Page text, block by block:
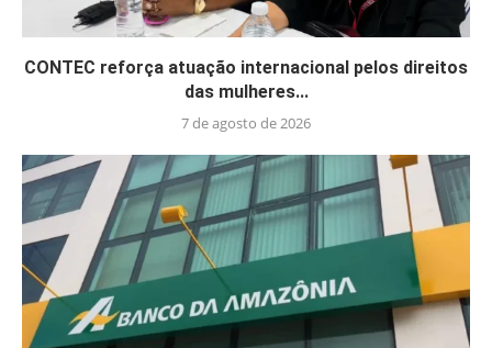
CONTEC reforça atuação internacional pelos direitos
das mulheres...
7 de agosto de 2026